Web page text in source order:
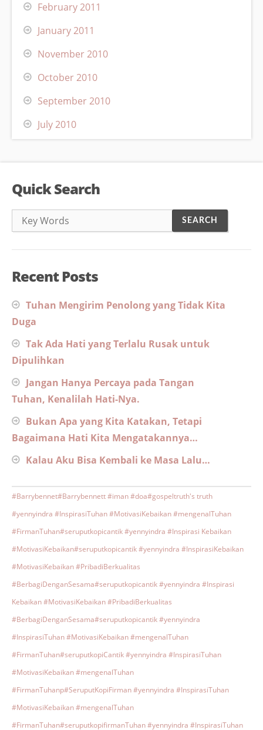
February 2011
January 2011
November 2010
October 2010
September 2010
July 2010
Quick Search
Recent Posts
Tuhan Mengirim Penolong yang Tidak Kita
Duga
Tak Ada Hati yang Terlalu Rusak untuk
Dipulihkan
Jangan Hanya Percaya pada Tangan
Tuhan, Kenalilah Hati-Nya.
Bukan Apa yang Kita Katakan, Tetapi
Bagaimana Hati Kita Mengatakannya…
Kalau Aku Bisa Kembali ke Masa Lalu…
#Barrybennet#Barrybennett #iman #doa#gospeltruth's truth
#yennyindra #InspirasiTuhan #MotivasiKebaikan #mengenalTuhan
#FirmanTuhan#seruputkopicantik #yennyindra #Inspirasi Kebaikan
#MotivasiKebaikan#seruputkopicantik #yennyindra #InspirasiKebaikan
#MotivasiKebaikan #PribadiBerkualitas
#BerbagiDenganSesama#seruputkopicantik #yennyindra #Inspirasi
Kebaikan #MotivasiKebaikan #PribadiBerkualitas
#BerbagiDenganSesama#seruputkopicantik #yennyindra
#InspirasiTuhan #MotivasiKebaikan #mengenalTuhan
#FirmanTuhan#seruputkopiCantik #yennyindra #InspirasiTuhan
#MotivasiKebaikan #mengenalTuhan
#FirmanTuhanp#SeruputKopiFirman #yennyindra #InspirasiTuhan
#MotivasiKebaikan #mengenalTuhan
#FirmanTuhan#seruputkopifirmanTuhan #yennyindra #InspirasiTuhan